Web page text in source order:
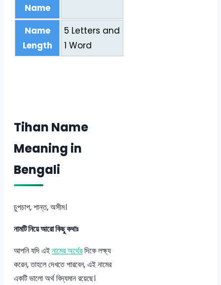
Name
Name
Length
5 Letters and
1 Word
Tihan Name
Meaning in
Bengali
চুপচাপ, শান্ত, অসীম।
নামটি নিয়ে আরো কিছু কথাঃ
আপনি যদি এইনামের অর্থেরদিকে লক্ষ্য
করেন, তাহলে দেখতে পারবেন, এই নামের
একটি ভালো অর্থ বিদ্যমান রয়েছে।